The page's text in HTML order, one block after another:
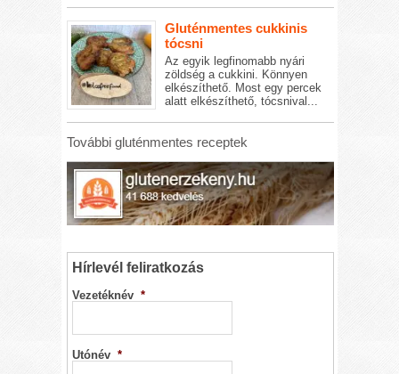
Gluténmentes cukkinis
tócsni
Az egyik legfinomabb nyári
zöldség a cukkini. Könnyen
elkészíthető. Most egy percek
alatt elkészíthető, tócsnival...
További gluténmentes receptek
Hírlevél feliratkozás
Vezetéknév *
Utónév *